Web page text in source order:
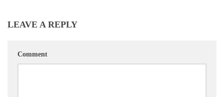
LEAVE A REPLY
Comment